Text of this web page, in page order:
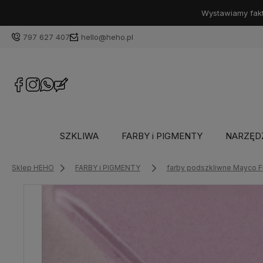
Wystawiamy
797 627 407 hello@heho.pl
SZKLIWA FARBY i PIGMENTY
Sklep HEHO FARBY i PIGMENTY farby podszkliwne Mayco